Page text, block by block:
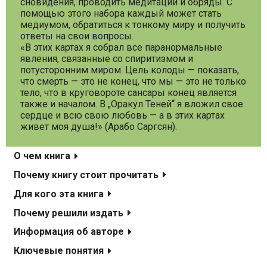
помощью этого набора каждый может стать
медиумом, обратиться к тонкому миру и получить
ответы на свои вопросы.
«В этих картах я собрал все паранормальные
явления, связанные со спиритизмом и
потусторонним миром. Цель колоды — показать,
что смерть — это не конец, что мы — это не только
тело, что в круговороте сансары конец является
также и началом. В „Оракул Теней“ я вложил свое
сердце и всю свою любовь — а в этих картах
живет моя душа!» (Арабо Саргсян).
О чем книга
Почему книгу стоит прочитать
Для кого эта книга
Почему решили издать
Информация об авторе
Ключевые понятия